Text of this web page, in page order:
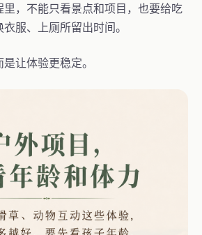
里，不能只看景点和项目，也要给吃
服、上厕所留出时间。
让体验更稳定。